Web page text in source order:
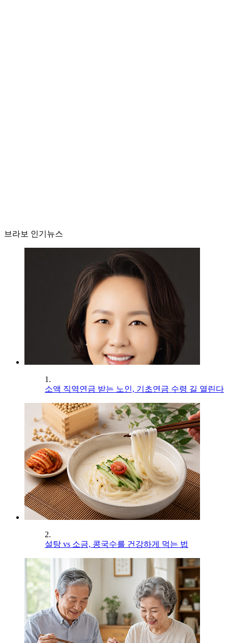
브라보 인기뉴스
1.
소액 직역연금 받는 노인, 기초연금 수령 길 열린다
2.
설탕 vs 소금, 콩국수를 건강하게 먹는 법